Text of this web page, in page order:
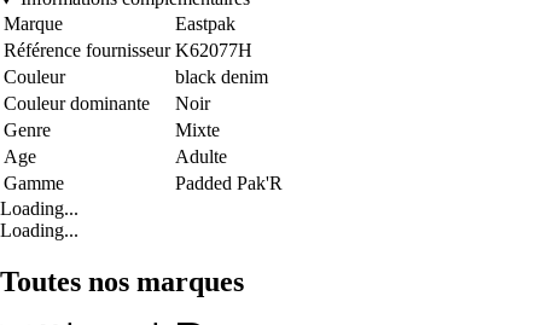
Marque
Eastpak
Référence fournisseur K62077H
Couleur
black denim
Couleur dominante
Noir
Genre
Mixte
Age
Adulte
Gamme
Padded Pak'R
Loading...
Loading...
Toutes nos marques